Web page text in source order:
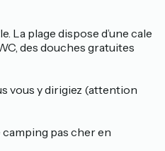
La plage dispose d’une cale
des douches gratuites
vous y dirigiez (attention
camping pas cher en